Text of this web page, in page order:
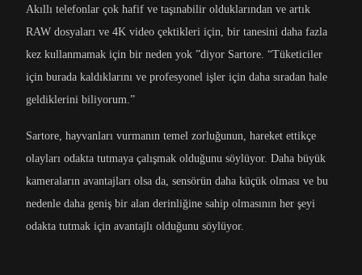
Akıllı telefonlar çok hafif ve taşınabilir olduklarından ve artık
RAW dosyaları ve 4K video çektikleri için, bir tanesini daha fazla
kez kullanmamak için bir neden yok ”diyor Sartore. “Tüketiciler
için burada kaldıklarını ve profesyonel işler için daha sıradan hale
geldiklerini biliyorum.”
Sartore, hayvanları vurmanın temel zorluğunun, hareket ettikçe
olayları odakta tutmaya çalışmak olduğunu söylüyor. Daha büyük
kameraların avantajları olsa da, sensörün daha küçük olması ve bu
nedenle daha geniş bir alan derinliğine sahip olmasının her şeyi
odakta tutmak için avantajlı olduğunu söylüyor.